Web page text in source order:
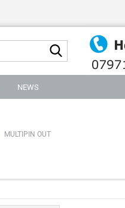
Suche...
NEWS
MULTIPIN OUT